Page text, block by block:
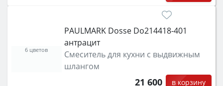
PAULMARK Dosse Do214418-401
антрацит
Смеситель для кухни с выдвижным
шлангом
21 600 в корзину
6 цветов